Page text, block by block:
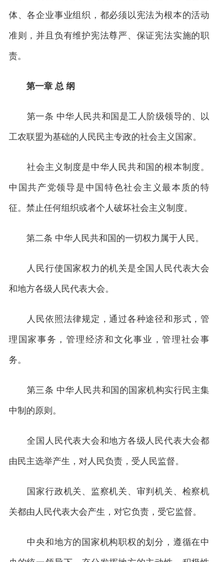
体、各企业事业组织，都必须以宪法为根本的活动
准则，并且负有维护宪法尊严、保证宪法实施的职
责。
第一章 总 纲
第一条 中华人民共和国是工人阶级领导的、以
工农联盟为基础的人民民主专政的社会主义国家。
社会主义制度是中华人民共和国的根本制度。
中国共产党领导是中国特色社会主义最本质的特
征。禁止任何组织或者个人破坏社会主义制度。
第二条 中华人民共和国的一切权力属于人民。
人民行使国家权力的机关是全国人民代表大会
和地方各级人民代表大会。
人民依照法律规定，通过各种途径和形式，管
理国家事务，管理经济和文化事业，管理社会事
务。
第三条 中华人民共和国的国家机构实行民主集
中制的原则。
全国人民代表大会和地方各级人民代表大会都
由民主选举产生，对人民负责，受人民监督。
国家行政机关、监察机关、审判机关、检察机
关都由人民代表大会产生，对它负责，受它监督。
中央和地方的国家机构职权的划分，遵循在中